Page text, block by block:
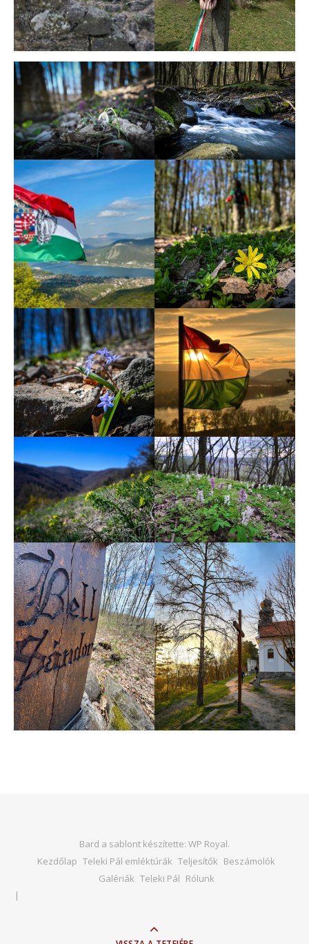
Bard a sablont készítette: WP Royal.
Kezdőlap Teleki Pál emléktúrák Teljesítők Beszámolók
Galériák Teleki Pál Rólunk